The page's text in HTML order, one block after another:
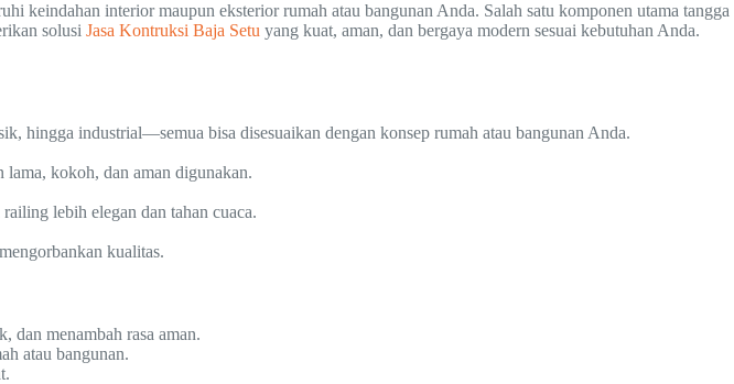
keindahan interior maupun eksterior rumah atau bangunan Anda. Salah satu komponen utama tangga
solusi Jasa Kontruksi Baja Setu yang kuat, aman, dan bergaya modern sesuai kebutuhan Anda.
hingga industrial—semua bisa disesuaikan dengan konsep rumah atau bangunan Anda.
kokoh, dan aman digunakan.
lebih elegan dan tahan cuaca.
kualitas.
dan menambah rasa aman.
atau bangunan.